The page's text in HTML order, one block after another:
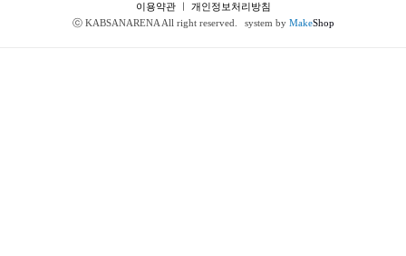
이용약관ㅣ 개인정보처리방침
ⓒ KABSANARENA All right reserved.
system by MakeShop